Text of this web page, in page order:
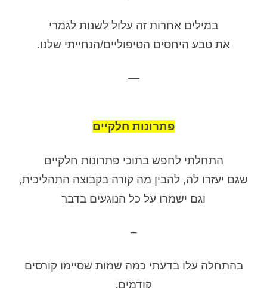
במילים אחרות זה עלול לשנות לגמרי
את טבע היחסים הטיפוליים/הנחייתי שלנו.
—
פתרונות חלקיים
התחלתי לחפש בתוכי פתרונות חלקיים
שגם יעזרו לה, להבין מה קורה בקבוצה התהליכית,
וגם ישמרו על כל הנוגעים בדבר
–
בהתחלה עלו בדעתי כמה שמות שסיימו קורסים
קודמים,